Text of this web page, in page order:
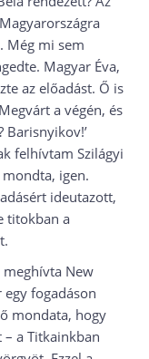
Még mi sem
Magyar Éva,
az előadást. Ő is
a végén, és
Barisnyikov!’
felhívtam Szilágyi
igen.
ideutazott,
titokban a
New
fogadáson
mondata, hogy
a Titkainkban